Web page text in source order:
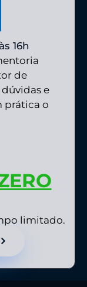
16h
de
e
prática o
limitado.